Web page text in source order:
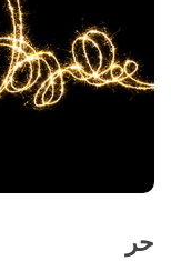
حر